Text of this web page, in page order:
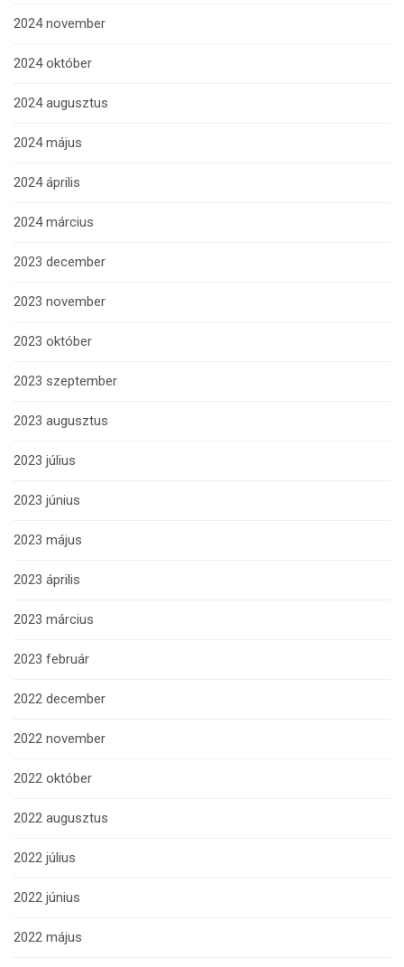
2024 november
2024 október
2024 augusztus
2024 május
2024 április
2024 március
2023 december
2023 november
2023 október
2023 szeptember
2023 augusztus
2023 július
2023 június
2023 május
2023 április
2023 március
2023 február
2022 december
2022 november
2022 október
2022 augusztus
2022 július
2022 június
2022 május